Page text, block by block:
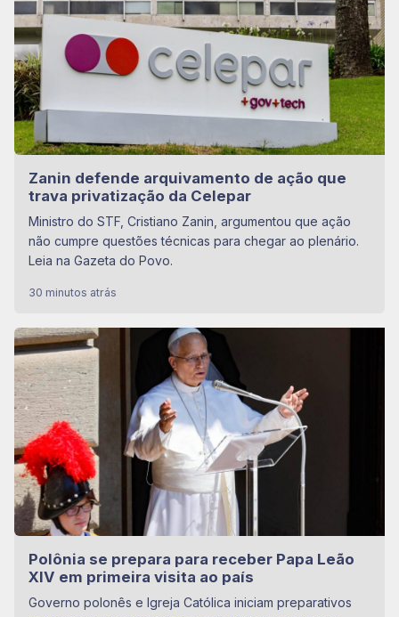
Zanin defende arquivamento de ação que
trava privatização da Celepar
Ministro do STF, Cristiano Zanin, argumentou que ação
não cumpre questões técnicas para chegar ao plenário.
Leia na Gazeta do Povo.
30 minutos atrás
Polônia se prepara para receber Papa Leão
XIV em primeira visita ao país
Governo polonês e Igreja Católica iniciam preparativos